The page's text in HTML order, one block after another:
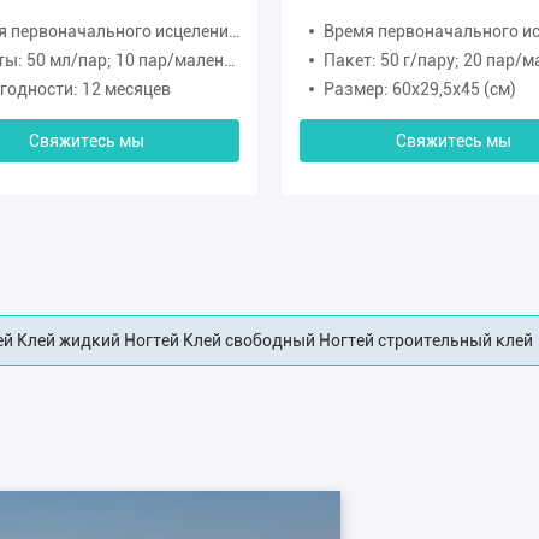
исцеления: 5-10 минут
пар/маленький ящик; 60 пар/большой ящик,400 мл/пар; 6 пар/маленький ящик; 24 пар/больш
12 месяцев
Свяжитесь мы
Время первоначального
Пакет: 50 г/пару; 20 пар/маленькую коробку; 240 пар/
Размер: 60x29,5x45 (см)
Свяжитесь мы
клея AB для автомобилей и мотоциклов